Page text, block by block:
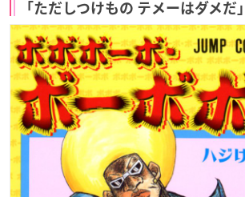
「ただしつけもの テメーはダメだ」